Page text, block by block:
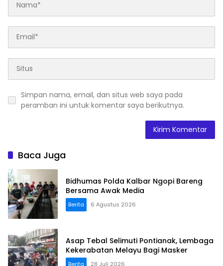
Simpan nama, email, dan situs web saya pada
peramban ini untuk komentar saya berikutnya.
Baca Juga
Bidhumas Polda Kalbar Ngopi Bareng
Bersama Awak Media
Berita 6 Agustus 2026
Asap Tebal Selimuti Pontianak, Lembaga
Kekerabatan Melayu Bagi Masker
Berita 28 Juli 2026